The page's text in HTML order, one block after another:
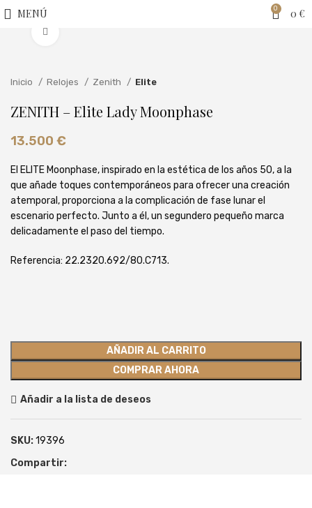
MENÚ 0 0 €
Inicio Relojes Zenith Elite
ZENITH – Elite Lady Moonphase
13.500 €
El ELITE Moonphase, inspirado en la estética de los años 50, a la
que añade toques contemporáneos para ofrecer una creación
atemporal, proporciona a la complicación de fase lunar el
escenario perfecto. Junto a él, un segundero pequeño marca
delicadamente el paso del tiempo.
Referencia: 22.2320.692/80.C713.
AÑADIR AL CARRITO
COMPRAR AHORA
Añadir a la lista de deseos
SKU:19396
Compartir: